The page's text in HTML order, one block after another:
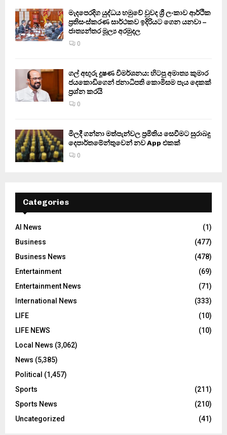
මැදපෙරදිග යුද්ධය හමුවේ වුවද ශ්‍රී ලංකාව ආර්ථික
ප්‍රතිසංස්කරණ සාර්ථකව ඉදිරියට ගෙන යනවා –
ජාත්‍යන්තර මූල්‍ය අරමුදල
0
ගල් අඟුරු දූෂණ විමර්ශනය: හිටපු අමාත්‍ය කුමාර
ජයකොඩිගෙන් ජනාධිපති කොමිසම පැය දෙකක්
ප්‍රශ්න කරයි
0
මිලදී ගන්නා මත්පැන්වල ප්‍රමිතිය සෙවීමට සුරාබදු
දෙපාර්තමේන්තුවෙන් නව App එකක්
0
Categories
AI News
(1)
Business
(477)
Business News
(478)
Entertainment
(69)
Entertainment News
(71)
International News
(333)
LIFE
(10)
LIFE NEWS
(10)
Local News (3,062)
News (5,385)
Political (1,457)
Sports
(211)
Sports News
(210)
Uncategorized
(41)